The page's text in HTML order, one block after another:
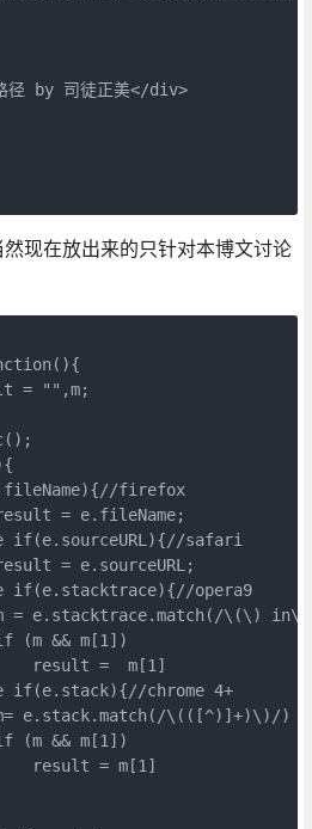
径 by 司徒正美</div>
现在放出来的只针对本博文讨论
= "",m;
firefox
= e.fileName;
if(e.sourceURL){//safari
= e.sourceURL;
if(e.stacktrace){//opera9
= e.stacktrace.match(/\(\)
(m && m[1])
result =  m[1]
if(e.stack){//chrome 4+
e.stack.match(/\(([^)]+)\)/)
(m && m[1])
result = m[1]